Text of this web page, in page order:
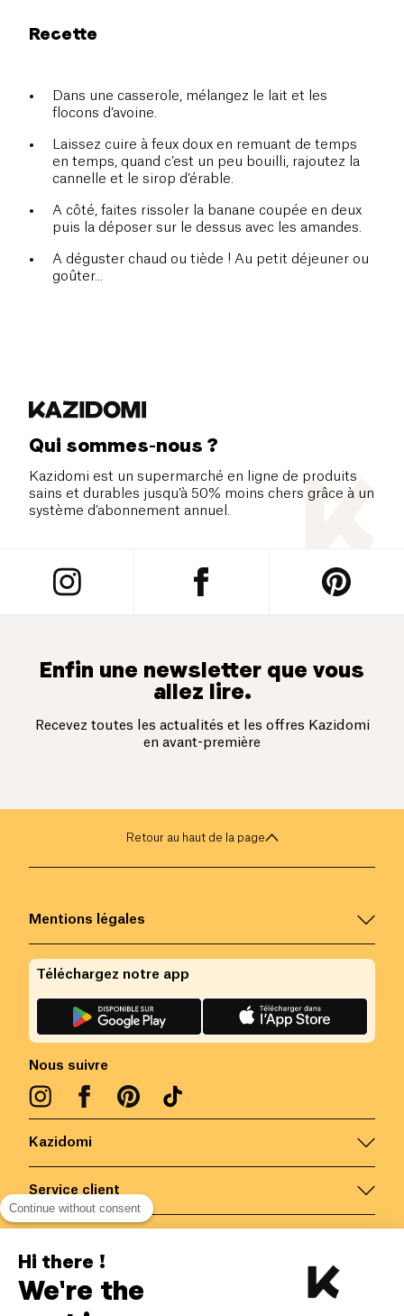
Recette
Dans une casserole, mélangez le lait et les
flocons d’avoine.
Laissez cuire à feux doux en remuant de temps
en temps, quand c’est un peu bouilli, rajoutez la
cannelle et le sirop d’érable.
A côté, faites rissoler la banane coupée en deux
puis la déposer sur le dessus avec les amandes.
A déguster chaud ou tiède ! Au petit déjeuner ou
goûter...
Qui sommes-nous ?
Kazidomi est un supermarché en ligne de produits
sains et durables jusqu’à 50% moins chers grâce à un
système d’abonnement annuel.
Enfin une newsletter que vous
allez lire.
Recevez toutes les actualités et les offres Kazidomi
en avant-première
Retour au haut de la page
Kazidomi
Service client
Mentions légales
Nous suivre
Téléchargez notre app
Belgique/FR
Continue without consent
Hi there !
We're the